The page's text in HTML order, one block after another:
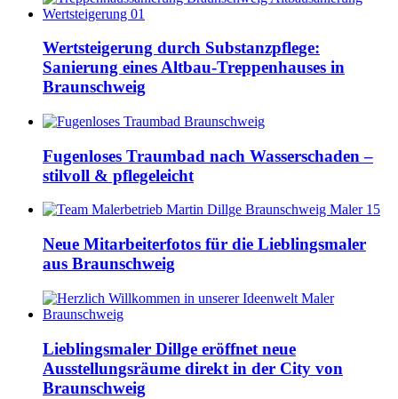
Wertsteigerung durch Substanzpflege:
Sanierung eines Altbau-Treppenhauses in
Braunschweig
Fugenloses Traumbad nach Wasserschaden –
stilvoll & pflegeleicht
Neue Mitarbeiterfotos für die Lieblingsmaler
aus Braunschweig
Lieblingsmaler Dillge eröffnet neue
Ausstellungsräume direkt in der City von
Braunschweig